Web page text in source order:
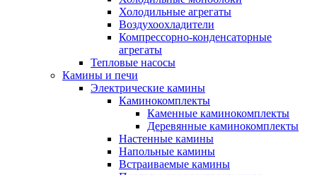
Холодильные агрегаты
Воздухоохладители
Компрессорно-конденсаторные
агрегаты
Тепловые насосы
Камины и печи
Электрические камины
Каминокомплекты
Каменные каминокомплекты
Деревянные каминокомплекты
Настенные камины
Напольные камины
Встраиваемые камины